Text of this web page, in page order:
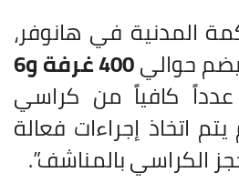
المدنية في هانوفر،
حوالي 400 غرفة و6
كافياً من كراسي
اتخاذ إجراءات فعالة
الكراسي بالمناشف”.